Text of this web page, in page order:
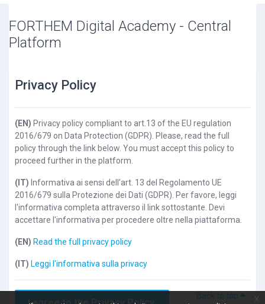
FORTHEM Digital Academy - Central
Platform
Privacy Policy
(EN) Privacy policy compliant to art.13 of the EU regulation
2016/679 on Data Protection (GDPR). Please, read the full
policy through the link below. You must accept this policy to
proceed further in the platform.
(IT) Informativa ai sensi dell’art. 13 del Regolamento UE
2016/679 sulla Protezione dei Dati (GDPR). Per favore, leggi
l'informativa completa attraverso il link sottostante. Devi
accettare l'informativa per procedere oltre nella piattaforma.
(EN) Read the full privacy policy
(IT) Leggi l'informativa sulla privacy
Back to top